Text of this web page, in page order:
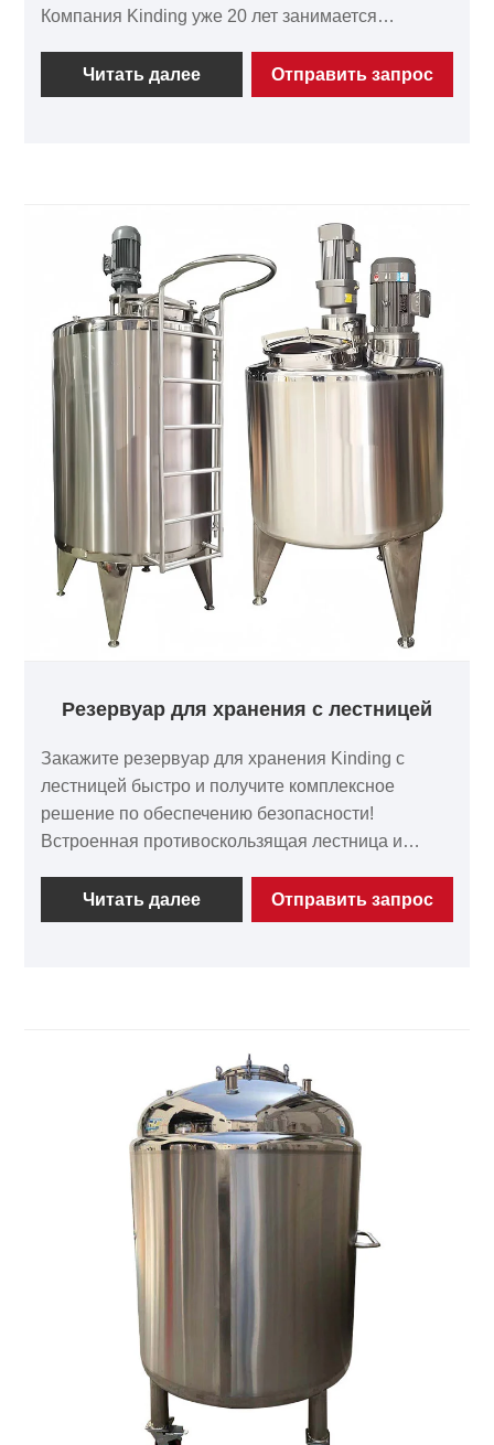
Компания Kinding уже 20 лет занимается
скоростью сдвига и производит гигиенические
смесители с высокой скоростью сдвига,
механическими уплотнениями и
взрывозащищенными двигателями. Смеситель с
высоким сдвиговым усилием применяется во
многих отраслях промышленности, таких как
косметическая, фармацевтическая и пищевая.
Мы предлагаем индивидуальные решения для
удовлетворения разнообразных технологических
требований. Немедленно обратитесь к компании
Kinding High-Shear Mixer для получения
индивидуальных решений!
Читать далее Отправить запрос
Резервуар для хранения с лестницей
Закажите резервуар для хранения Kinding с
лестницей быстро и получите комплексное
решение по обеспечению безопасности!
Встроенная противоскользящая лестница и
безопасности OSHA. Приобретение лестничных
резервуаров Kinding существенно снижает риски
Читать далее Отправить запрос